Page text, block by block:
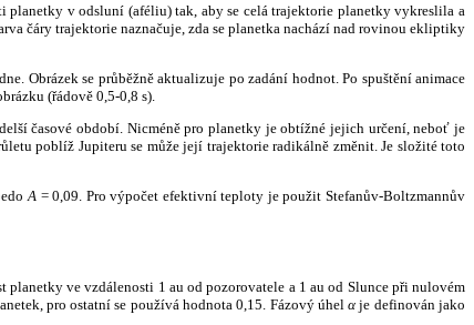
v odsluní (aféliu) tak, aby se celá trajektorie planetky vykreslila a
čáry trajektorie naznačuje, zda se planetka nachází nad rovinou ekliptiky
Obrázek se průběžně aktualizuje po zadání hodnot. Po spuštění animace
(řádově 0,5-0,8 s).
časové období. Nicméně pro planetky je obtížné jejich určení, neboť je
poblíž Jupiteru se může její trajektorie radikálně změnit. Je složité toto
A = 0,09. Pro výpočet efektivní teploty je použit Stefanův-Boltzmannův
ve vzdálenosti 1 au od pozorovatele a 1 au od Slunce při nulovém
pro ostatní se používá hodnota 0,15. Fázový úhelα je definován jako